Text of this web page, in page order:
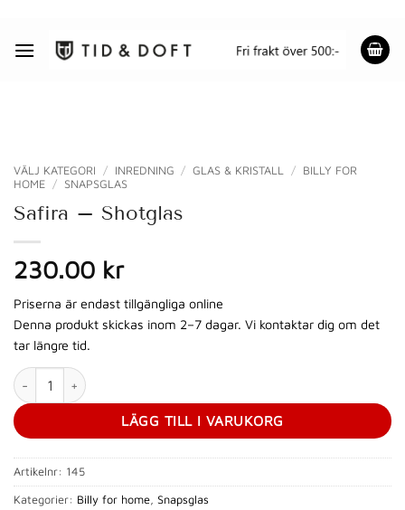
content
VÄLJ KATEGORI / INREDNING / GLAS & KRISTALL / BILLY FOR
HOME / SNAPSGLAS
Safira – Shotglas
230.00 kr
Priserna är endast tillgängliga online
Denna produkt skickas inom 2–7 dagar. Vi kontaktar dig om det
tar längre tid.
Safira - Shotglas mängd
LÄGG TILL I VARUKORG
Artikelnr: 145
Kategorier: Billy for home, Snapsglas